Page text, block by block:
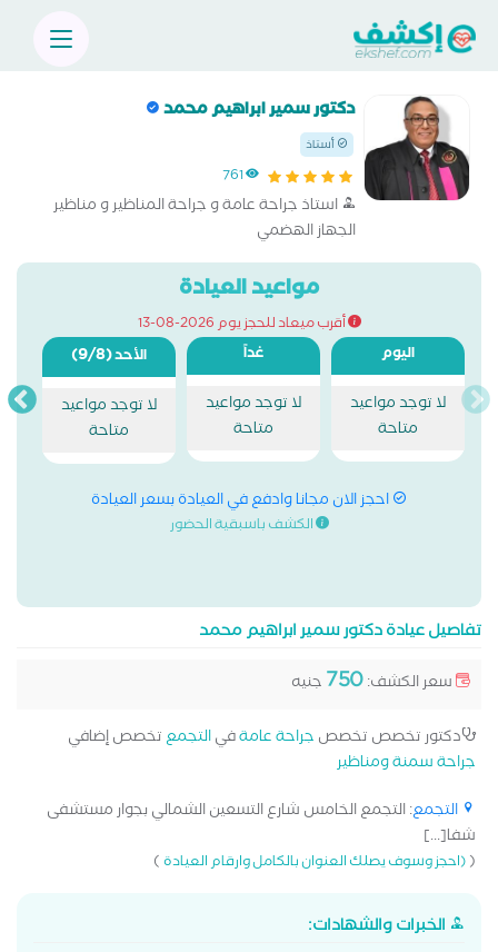
دكتور سمير ابراهيم محمد
أستاذ
761
استاذ جراحة عامة و جراحة المناظير و مناظير
الجهاز الهضمي
مواعيد العيادة
أقرب ميعاد للحجز يوم 2026-08-13
اليوم
لا توجد مواعيد
متاحة
غداً
لا توجد مواعيد
متاحة
الأحد(9/8)
لا توجد مواعيد
متاحة
احجز الان مجانا وادفع في العيادة بسعر العيادة
الكشف باسبقية الحضور
تفاصيل عيادة دكتور سمير ابراهيم محمد
سعر الكشف:750 جنيه
دكتور تخصص تخصص جراحة عامةفيالتجمع تخصص إضافي
جراحة سمنة ومناظير
التجمع: التجمع الخامس شارع التسعين الشمالي بجوار مستشفى
شفا[...]
((احجز وسوف يصلك العنوان بالكامل وارقام العيادة)
الخبرات والشهادات: